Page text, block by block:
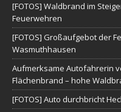
[FOTOS] Waldbrand im
Feuerwehren
[FOTOS] Großaufgebot der
Wasmuthhausen
Aufmerksame Autofahrerin
Flächenbrand – hohe
[FOTOS] Auto durchbricht